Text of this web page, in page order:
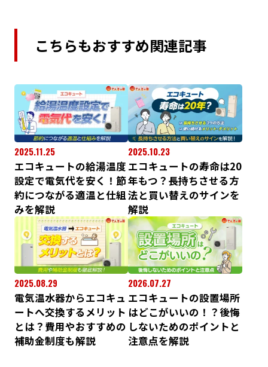
こちらもおすすめ関連記事
2025.11.25
エコキュートの給湯温度
設定で電気代を安く！節
約につながる適温と仕組
みを解説
2025.10.23
エコキュートの寿命は20
年もつ？長持ちさせる方
法と買い替えのサインを
解説
2025.08.29
電気温水器からエコキュ
ートへ交換するメリット
とは？費用やおすすめの
補助金制度も解説
2026.07.27
エコキュートの設置場所
はどこがいいの！？後悔
しないためのポイントと
注意点を解説